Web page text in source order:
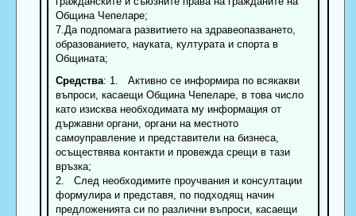
Община Чепеларе;
7.Да подпомага развитието на здравеопазването,
образованието, науката, културата и спорта в
Общината;
Средства: 1. Активно се информира по всякакви
въпроси, касаещи Община Чепеларе, в това число
като изисква необходимата му информация от
държавни органи, органи на местното
самоуправление и представители на бизнеса,
осъществява контакти и провежда срещи в тази
връзка;
2. След необходимите проучвания и консултации
формулира и представя, по подходящ начин
предложенията си по различни въпроси, касаещи